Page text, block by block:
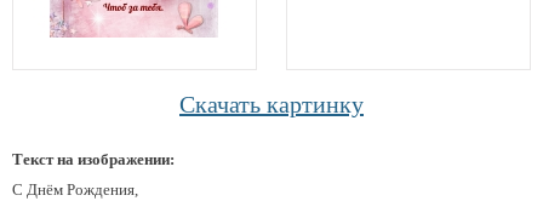
Скачать картинку
Текст на изображении:
С Днём Рождения,